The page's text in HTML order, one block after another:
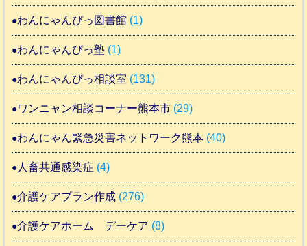
わんにゃんぴっ図書館 (1)
わんにゃんぴっ塾 (1)
わんにゃんぴっ相談室 (131)
ワンニャン相談コーナー熊本市 (29)
わんにゃん緊急災害ネットワーク熊本 (40)
人畜共通感染症 (4)
介護ケアプラン作成 (276)
介護ケアホーム デーケア (8)